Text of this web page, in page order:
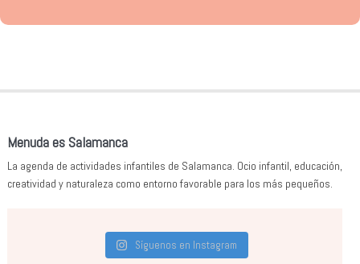
Menuda es Salamanca
La agenda de actividades infantiles de Salamanca. Ocio infantil, educación,
creatividad y naturaleza como entorno favorable para los más pequeños.
Síguenos en Instagram